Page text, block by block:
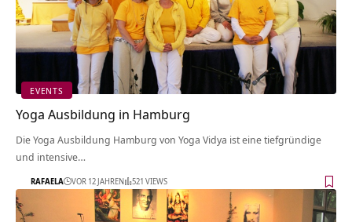
EVENTS
Yoga Ausbildung in Hamburg
Die Yoga Ausbildung Hamburg von Yoga Vidya ist eine tiefgründige
und intensive…
RAFAELA VOR 12 JAHREN 521 VIEWS